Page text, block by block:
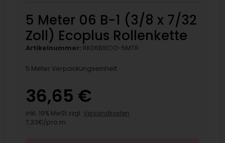
5 Meter 06 B-1 (3/8 x 7/32
Zoll) Ecoplus Rollenkette
Artikelnummer: RK06B1ECO-5MTR
5 Meter Verpackungseinheit
36,65 €
inkl. 19% MwSt zzgl. Versandkosten
7,33€/pro m